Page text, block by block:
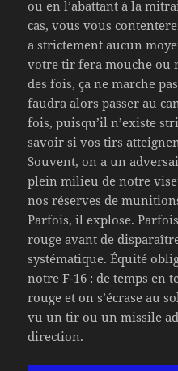
ou en l’abattant à la
cas, vous vous
a strictement aucun
votre tir fera mouche ou
des fois, ça ne marche
faudra alors passer au
fois, puisqu’il n’existe
savoir si vos tirs
Souvent, on a un
plein milieu de notre
nos réserves de
Parfois, il explose.
rouge avant de
systématique. Équité
notre F-16 : de temps en
rouge et on s’écrase au
vu un tir ou un missile
direction.